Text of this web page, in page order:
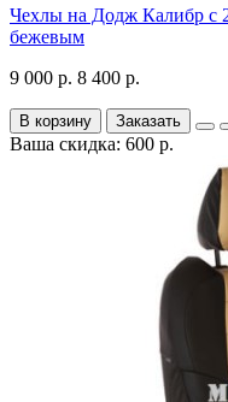
Чехлы на Додж Калибр с
бежевым
9 000 р. 8 400 р.
В корзину Заказать
Ваша скидка: 600 р.